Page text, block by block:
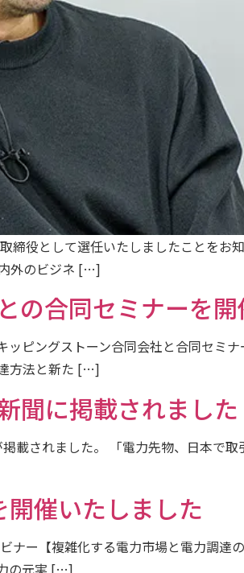
締役として選任いたしましたことをお
外のビジネ […]
の合同セミナーを
ピングストーン合同会社と合同セミ
方法と新た […]
聞に掲載されました
載されました。 「電力先物、日本で
催いたしました
ー【複雑化する電力市場と電力調達
の元実 […]